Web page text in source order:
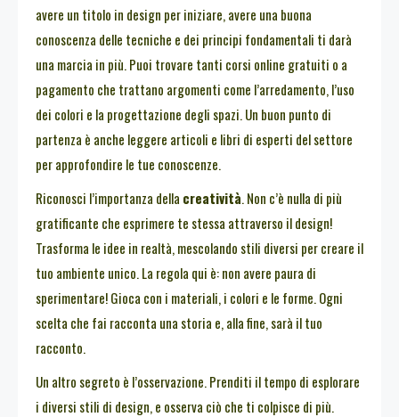
avere un titolo in design per iniziare, avere una buona
conoscenza delle tecniche e dei principi fondamentali ti darà
una marcia in più. Puoi trovare tanti corsi online gratuiti o a
pagamento che trattano argomenti come l’arredamento, l’uso
dei colori e la progettazione degli spazi. Un buon punto di
partenza è anche leggere articoli e libri di esperti del settore
per approfondire le tue conoscenze.
Riconosci l’importanza della creatività. Non c’è nulla di più
gratificante che esprimere te stessa attraverso il design!
Trasforma le idee in realtà, mescolando stili diversi per creare il
tuo ambiente unico. La regola qui è: non avere paura di
sperimentare! Gioca con i materiali, i colori e le forme. Ogni
scelta che fai racconta una storia e, alla fine, sarà il tuo
racconto.
Un altro segreto è l’osservazione. Prenditi il tempo di esplorare
i diversi stili di design, e osserva ciò che ti colpisce di più.